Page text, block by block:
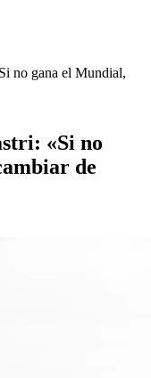
no gana el Mundial,
«Si no
de